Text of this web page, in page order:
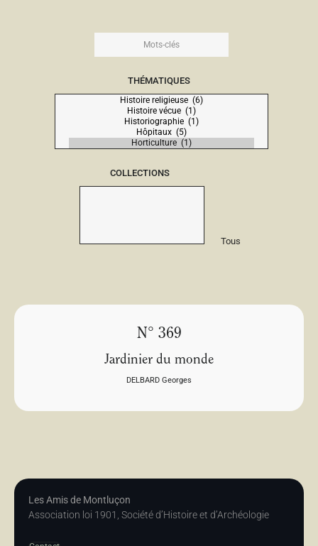
THÉMATIQUES
COLLECTIONS
Tous
N° 369
Jardinier du monde
DELBARD Georges
Les Amis de Montluçon
Association loi 1901, Société d’Histoire et d’Archéologie